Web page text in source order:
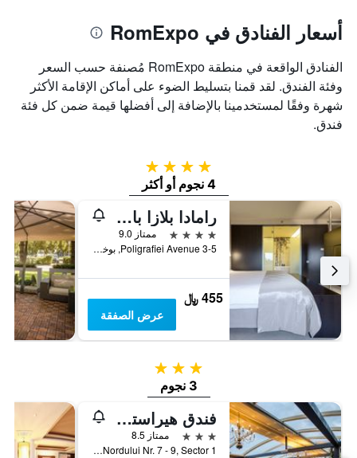
أسعار الفنادق في RomExpo
الفنادق الواقعة في منطقة RomExpo مُصنفة حسب السعر
وفئة الفندق. لقد قمنا بتسليط الضوء على أماكن الإقامة الأكثر
شهرة وفقًا لمستخدمينا بالإضافة إلى أفضلها قيمة ضمن كل فئة
فندق.
4 نجوم
4 نجوم أو أكثر
رامادا بلازا باي ويندام بوخاريست كونفينشن سنتر
4 نجوم
ممتاز 9.0
Poligrafiei Avenue 3-5, بوخارست, رومانيا
455 ﷼
عرض الصفقة
3 نجوم
3 نجوم
فندق هيراستراو
3 نجوم
ممتاز 8.5
Soseaua Nordului Nr. 7 - 9, Sector 1, بوخارست, رومانيا